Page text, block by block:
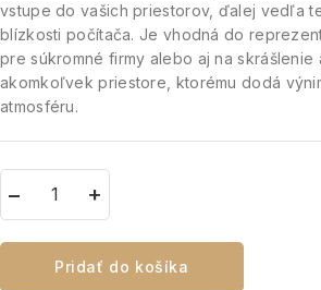
vstupe do vašich priestorov, ďalej vedľa
blízkosti počítača. Je vhodná do
pre súkromné firmy alebo aj na
akomkoľvek priestore, ktorému dodá
atmosféru.
Pridať do košíka